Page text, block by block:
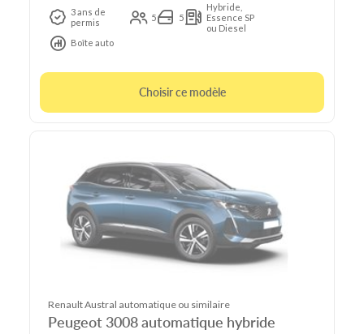
3 ans de
permis
5 5
Hybride,
Essence SP
ou Diesel
Boîte auto
Choisir ce modèle
Renault Austral automatique ou similaire
Peugeot 3008 automatique hybride